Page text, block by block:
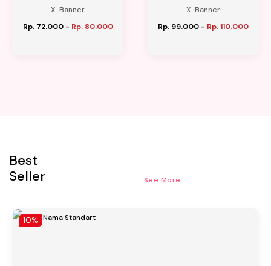
X-Banner
Rp. 72.000-Rp. 80.000
X-Banner
Rp. 99.000 - Rp. 110.000
Best
Seller
See More
10%